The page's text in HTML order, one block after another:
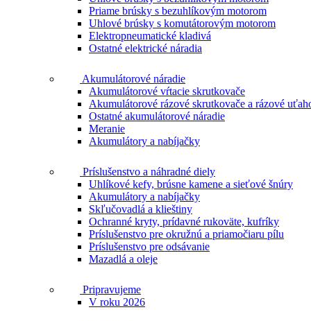
Priame brúsky s bezuhlíkovým motorom
Uhlové brúsky s komutátorovým motorom
Elektropneumatické kladivá
Ostatné elektrické náradia
Akumulátorové náradie
Akumulátorové vŕtacie skrutkovače
Akumulátorové rázové skrutkovače a rázové
Ostatné akumulátorové náradie
Meranie
Akumulátory a nabíjačky
Príslušenstvo a náhradné diely
Uhlíkové kefy, brúsne kamene a sieťové šnúry
Akumulátory a nabíjačky
Skľučovadlá a klieštiny
Ochranné kryty, prídavné rukoväte, kufríky
Príslušenstvo pre okružnú a priamočiaru pílu
Príslušenstvo pre odsávanie
Mazadlá a oleje
Pripravujeme
V roku 2026